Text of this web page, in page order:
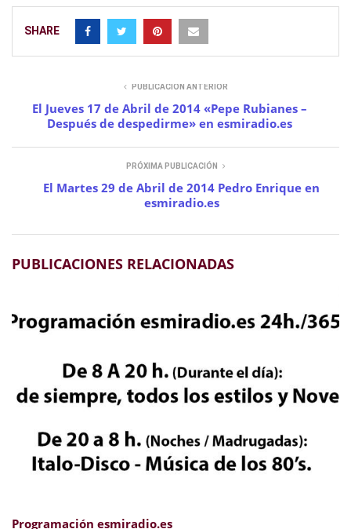
SHARE
PUBLICACIÓN ANTERIOR
El Jueves 17 de Abril de 2014 «Pepe Rubianes –
Después de despedirme» en esmiradio.es
PRÓXIMA PUBLICACIÓN
El Martes 29 de Abril de 2014 Pedro Enrique en
esmiradio.es
PUBLICACIONES RELACIONADAS
Programación esmiradio.es